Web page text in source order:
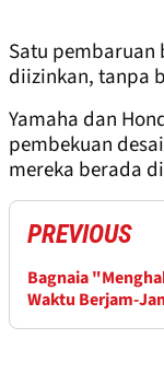
Satu
diizinkan, tanpa
Yamaha dan
pembekuan
mereka berada
PREVIOUS
Bagnaia
Waktu Berjam-